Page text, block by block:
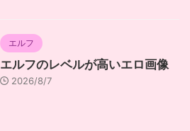
エルフ
エルフのレベルが高いエロ画像
2026/8/7